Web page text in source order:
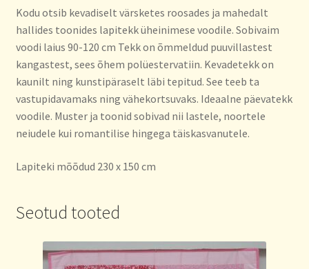
Kodu otsib kevadiselt värsketes roosades ja mahedalt
hallides toonides lapitekk üheinimese voodile. Sobivaim
voodi laius 90-120 cm Tekk on õmmeldud puuvillastest
kangastest, sees õhem polüestervatiin. Kevadetekk on
kaunilt ning kunstipäraselt läbi tepitud. See teeb ta
vastupidavamaks ning vähekortsuvaks. Ideaalne päevatekk
voodile. Muster ja toonid sobivad nii lastele, noortele
neiudele kui romantilise hingega täiskasvanutele.
Lapiteki mõõdud 230 x 150 cm
Seotud tooted